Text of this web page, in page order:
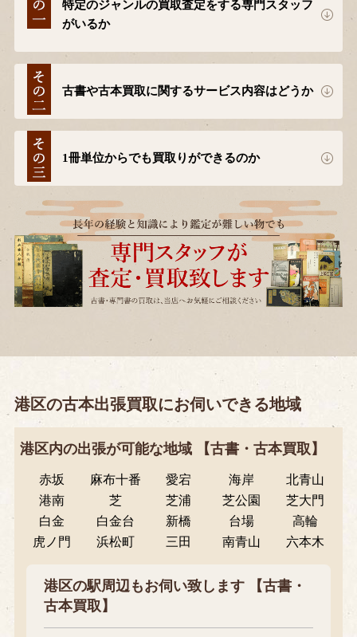
特定のジャンルの買取査定をする専門スタッフ
がいるか
古書や古本買取に関するサービス内容はどうか
1冊単位からでも買取りができるのか
港区の古本出張買取にお伺いできる地域
港区内の出張が可能な地域 【古書・古本買取】
赤坂 麻布十番 愛宕 海岸
北青山
港南
芝 芝浦 芝公園
芝大門
白金
白金台 新橋 台場
高輪
虎ノ門
浜松町 三田 南青山 六本木
港区の駅周辺もお伺い致します 【古書・
古本買取】